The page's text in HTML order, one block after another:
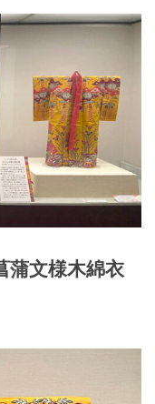
蒲文様木綿衣